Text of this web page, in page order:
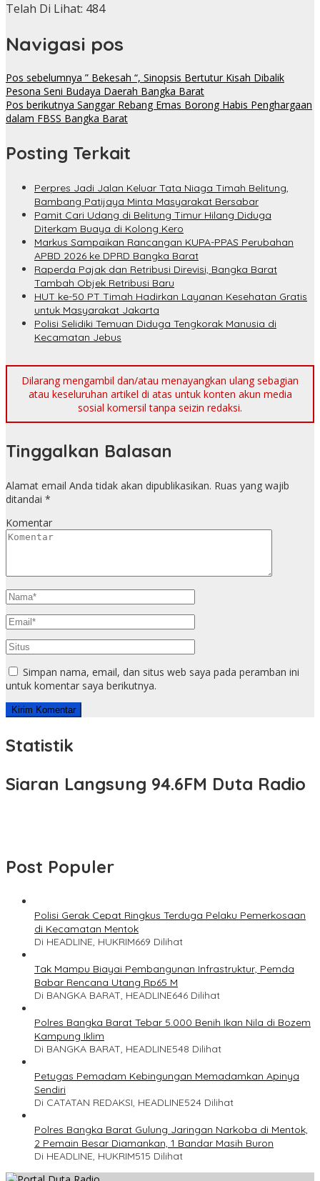
Telah Di Lihat: 484
Navigasi pos
Pos sebelumnya ” Bekesah “, Sinopsis Bertutur Kisah Dibalik
Pesona Seni Budaya Daerah Bangka Barat
Pos berikutnya Sanggar Rebang Emas Borong Habis Penghargaan
dalam FBSS Bangka Barat
Posting Terkait
Perpres Jadi Jalan Keluar Tata Niaga Timah Belitung,
Bambang Patijaya Minta Masyarakat Bersabar
Pamit Cari Udang di Belitung Timur Hilang Diduga
Diterkam Buaya di Kolong Kero
Markus Sampaikan Rancangan KUPA-PPAS Perubahan
APBD 2026 ke DPRD Bangka Barat
Raperda Pajak dan Retribusi Direvisi, Bangka Barat
Tambah Objek Retribusi Baru
HUT ke-50 PT Timah Hadirkan Layanan Kesehatan Gratis
untuk Masyarakat Jakarta
Polisi Selidiki Temuan Diduga Tengkorak Manusia di
Kecamatan Jebus
Dilarang mengambil dan/atau menayangkan ulang sebagian
atau keseluruhan artikel di atas untuk konten akun media
sosial komersil tanpa seizin redaksi.
Tinggalkan Balasan
Alamat email Anda tidak akan dipublikasikan. Ruas yang wajib
ditandai *
Komentar
Simpan nama, email, dan situs web saya pada peramban ini
untuk komentar saya berikutnya.
Statistik
Siaran Langsung 94.6FM Duta Radio
Post Populer
Polisi Gerak Cepat Ringkus Terduga Pelaku Pemerkosaan
di Kecamatan Mentok
Di HEADLINE, HUKRIM669 Dilihat
Tak Mampu Biayai Pembangunan Infrastruktur, Pemda
Babar Rencana Utang Rp65 M
Di BANGKA BARAT, HEADLINE646 Dilihat
Polres Bangka Barat Tebar 5.000 Benih Ikan Nila di Bozem
Kampung Iklim
Di BANGKA BARAT, HEADLINE548 Dilihat
Petugas Pemadam Kebingungan Memadamkan Apinya
Sendiri
Di CATATAN REDAKSI, HEADLINE524 Dilihat
Polres Bangka Barat Gulung Jaringan Narkoba di Mentok,
2 Pemain Besar Diamankan, 1 Bandar Masih Buron
Di HEADLINE, HUKRIM515 Dilihat